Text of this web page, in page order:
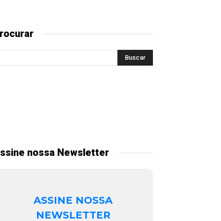
nossa Newsletter
ASSINE NOSSA
NEWSLETTER